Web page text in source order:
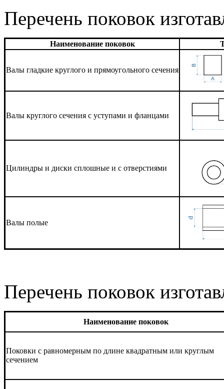
Перечень поковок
Наименование поковок
Валы гладкие круглого и прямоугольного сечения
Валы круглого сечения с уступами и фланцами
Цилиндры и диски сплошные и с отверстиями
Валы полые
Перечень поковок
Наименование поковок
Поковки с равномерным по длине квадратным или круглым
сечением